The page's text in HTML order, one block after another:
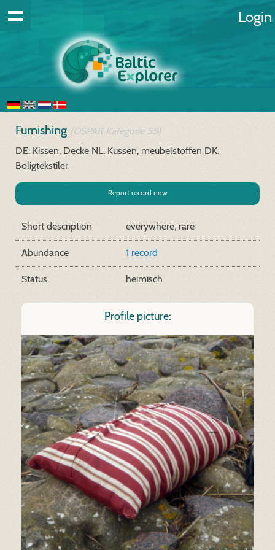
Login
Furnishing (OSPAR Kategorie 55)
DE: Kissen, Decke NL: Kussen, meubelstoffen DK:
Boligtekstiler
Report record now
Short description everywhere, rare
Abundance 1 record
Status heimisch
Profile picture: